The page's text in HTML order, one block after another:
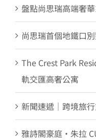
盤點尚思瑞高端奢
尚思瑞首個地鐵口
The Crest Park
軌交匯高奢公寓
新聞速遞｜跨境旅
雅詩閣豪庭・朱拉